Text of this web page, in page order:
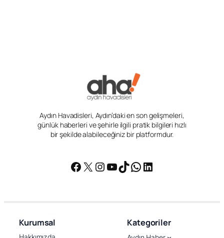
Aydın Havadisleri, Aydın’daki en son gelişmeleri,
günlük haberleri ve şehirle ilgili pratik bilgileri hızlı
bir şekilde alabileceğiniz bir platformdur.
Facebook
X Instagram
YouTube
TikTok
WhatsApp
LinkedIn
Kurumsal Kategoriler